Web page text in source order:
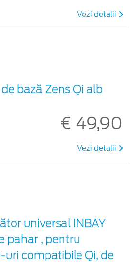
Vezi detalii
bază Zens Qi alb
€ 49,90
Vezi detalii
universal INBAY
pahar , pentru
compatibile Qi, de